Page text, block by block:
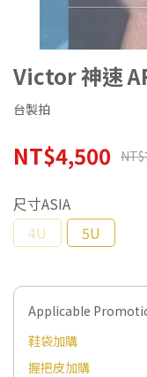
Victor 神速
台製拍
NT$4,500
尺寸ASIA
4U
5U
Applicable
鞋袋加購
握把皮加購